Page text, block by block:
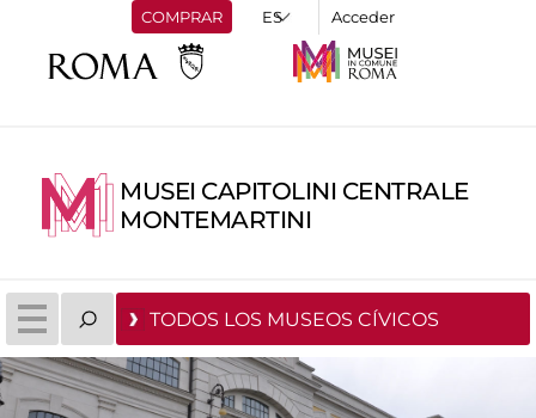
COMPRAR Acceder
MUSEI CAPITOLINI CENTRALE
MONTEMARTINI
TODOS LOS MUSEOS CÍVICOS